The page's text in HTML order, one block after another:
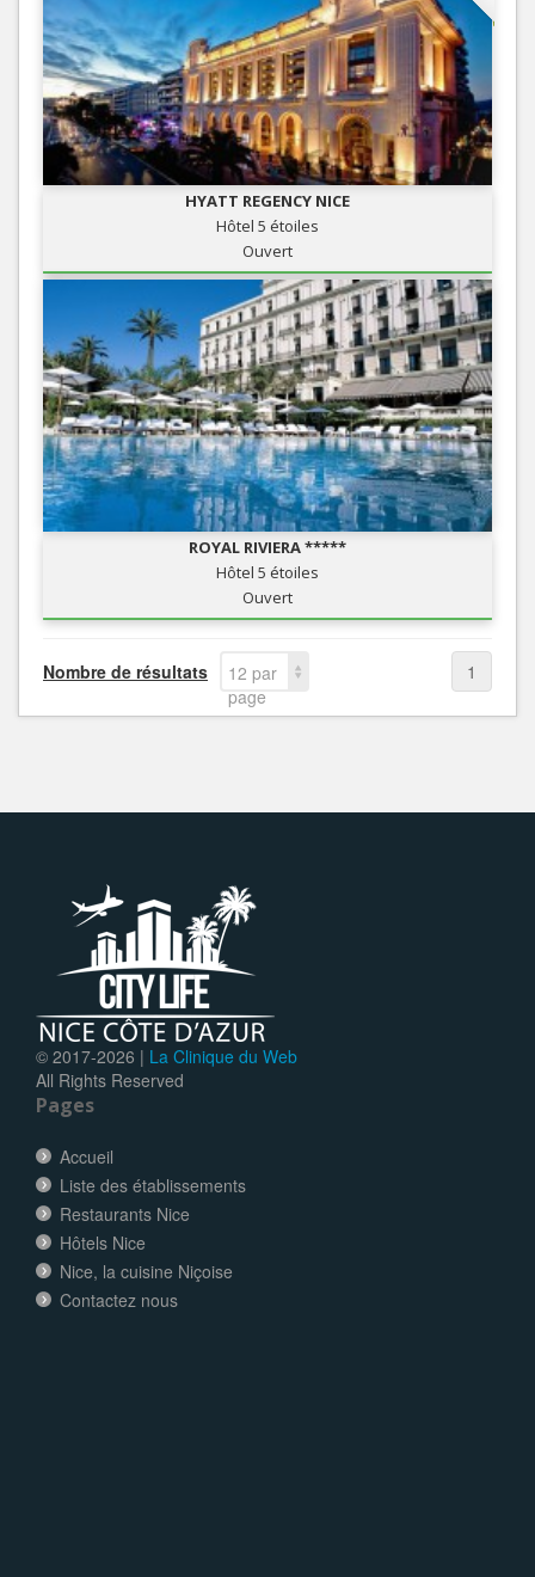
HYATT REGENCY NICE
Hôtel 5 étoiles
Ouvert
ROYAL RIVIERA *****
Hôtel 5 étoiles
Ouvert
Nombre de résultats
12 par
page
1
© 2017-2026 | La Clinique du Web
All Rights Reserved
Pages
Accueil
Liste des établissements
Restaurants Nice
Hôtels Nice
Nice, la cuisine Niçoise
Contactez nous